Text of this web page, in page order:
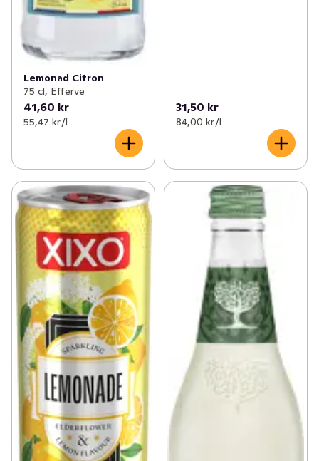
Lemonad Citron
75 cl, Efferve
41,60 kr
55,47 kr /l
31,50 kr
84,00 kr /l